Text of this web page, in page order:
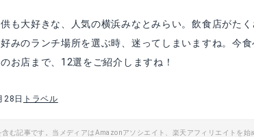
も大好きな、人気の横浜みなとみらい。飲食店がた
みのランチ場所を選ぶ時、迷ってしまいますね。今
お店まで、12選をご紹介しますね！
28日 トラベル
含む記事です。当メディアはAmazonアソシエイト、楽天アフィリエイトを